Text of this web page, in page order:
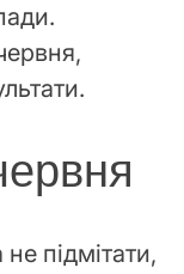
підмітати,